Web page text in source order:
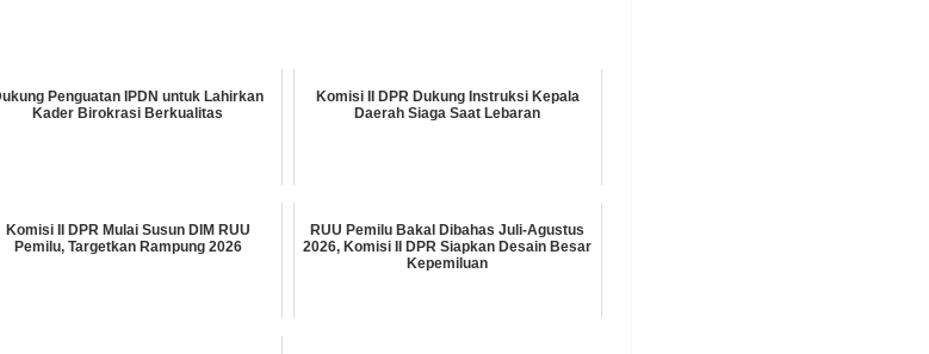
Penguatan IPDN untuk Lahirkan
Kader Birokrasi Berkualitas
Komisi II DPR Dukung Instruksi Kepala
Daerah Siaga Saat Lebaran
Komisi II DPR Mulai Susun DIM RUU
Pemilu, Targetkan Rampung 2026
RUU Pemilu Bakal Dibahas Juli-Agustus
2026, Komisi II DPR Siapkan Desain Besar
Kepemiluan